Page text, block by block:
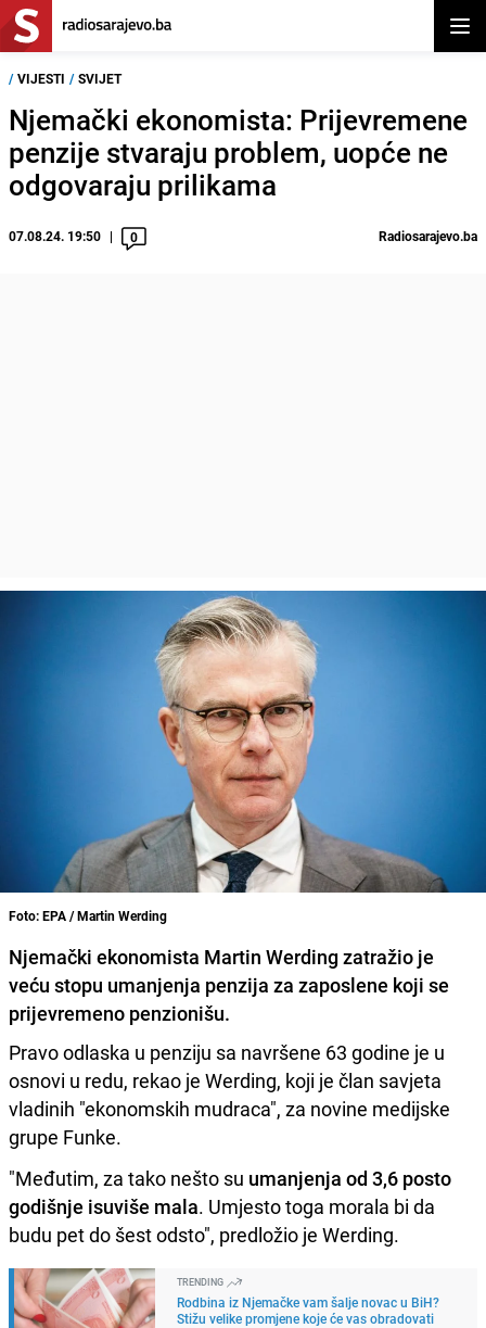
/ VIJESTI / SVIJET
Njemački ekonomista: Prijevremene
penzije stvaraju problem, uopće ne
odgovaraju prilikama
07.08.24. 19:50 0 Radiosarajevo.ba
Foto: EPA / Martin Werding
Njemački ekonomista Martin Werding zatražio je
veću stopu umanjenja penzija za zaposlene koji se
prijevremeno penzionišu.
Pravo odlaska u penziju sa navršene 63 godine je u
osnovi u redu, rekao je Werding, koji je član savjeta
vladinih "ekonomskih mudraca", za novine medijske
grupe Funke.
"Međutim, za tako nešto su umanjenja od 3,6 posto
godišnje isuviše mala. Umjesto toga morala bi da
budu pet do šest odsto", predložio je Werding.
TRENDING
Rodbina iz Njemačke vam šalje novac u BiH?
Stižu velike promjene koje će vas obradovati